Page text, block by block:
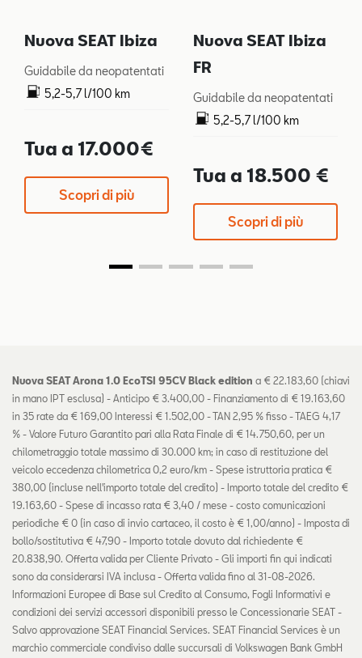
Nuova SEAT Ibiza
Guidabile da neopatentati
5,2-5,7 l/100 km
Tua a 17.000€
Scopri di più
Nuova SEAT Ibiza
FR
Guidabile da neopatentati
5,2-5,7 l/100 km
Tua a 18.500 €
Scopri di più
Nuova SEAT Arona 1.0 EcoTSI 95CV Black edition a € 22.183,60 (chiavi
in mano IPT esclusa) - Anticipo € 3.400,00 - Finanziamento di € 19.163,60
in 35 rate da € 169,00 Interessi € 1.502,00 - TAN 2,95 % fisso - TAEG 4,17
% - Valore Futuro Garantito pari alla Rata Finale di € 14.750,60, per un
chilometraggio totale massimo di 30.000 km; in caso di restituzione del
veicolo eccedenza chilometrica 0,2 euro/km - Spese istruttoria pratica €
380,00 (incluse nell'importo totale del credito) - Importo totale del credito €
19.163,60 - Spese di incasso rata € 3,40 / mese - costo comunicazioni
periodiche € 0 (in caso di invio cartaceo, il costo è € 1,00/anno) - Imposta di
bollo/sostitutiva € 47,90 - Importo totale dovuto dal richiedente €
20.838,90. Offerta valida per Cliente Privato - Gli importi fin qui indicati
sono da considerarsi IVA inclusa - Offerta valida fino al 31-08-2026.
Informazioni Europee di Base sul Credito al Consumo, Fogli Informativi e
condizioni dei servizi accessori disponibili presso le Concessionarie SEAT -
Salvo approvazione SEAT Financial Services. SEAT Financial Services è un
marchio commerciale condiviso dalle succursali di Volkswagen Bank GmbH